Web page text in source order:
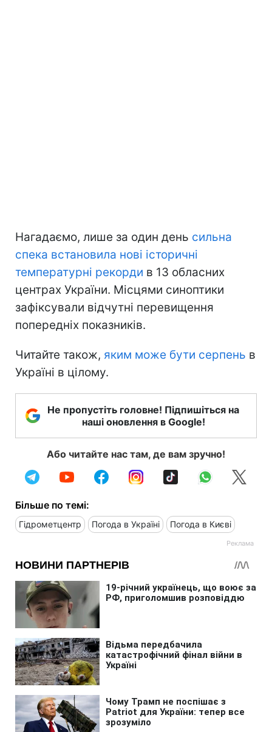
Нагадаємо, лише за один день сильна
спека встановила нові історичні
температурні рекорди в 13 обласних
центрах України. Місцями синоптики
зафіксували відчутні перевищення
попередніх показників.
Читайте також, яким може бути серпень в
Україні в цілому.
Не пропустіть головне! Підпишіться на
наші оновлення в Google!
Або читайте нас там, де вам зручно!
Більше по темі:
Гідрометцентр Погода в Україні Погода в Києві